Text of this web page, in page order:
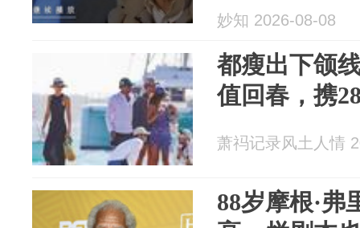
妙知 2026-08-08
都瘦出下颌
值回春，携
萧祃记录风土人情
88岁摩根·弗